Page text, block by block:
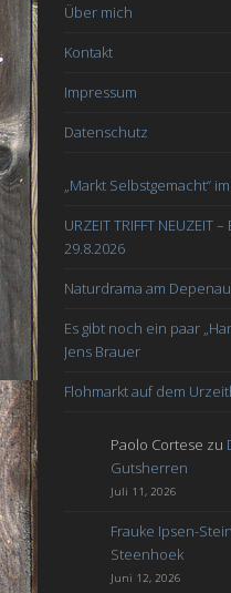
Über mich
Kontakt
Impressum
Datenschutz
„Markt Selbstgemacht“
URZEIT TRIFFT NEUZEIT
29.8.2026
Naturdrama am
Es gibt noch ein paar
Jens Brauer
Flohmarkt auf dem
Paolo Cortese zu
Gutsherren
Juli 11, 2026
Frauke Ipsen-
Steenhoek
Juni 12, 2026